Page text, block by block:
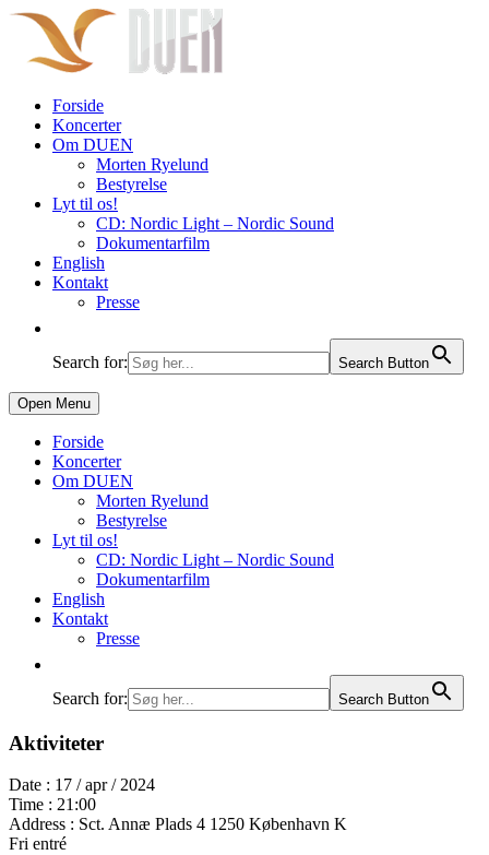
Forside
Koncerter
Om DUEN
Morten Ryelund
Bestyrelse
Lyt til os!
CD: Nordic Light – Nordic Sound
Dokumentarfilm
English
Kontakt
Presse
Search for: Search Button
Open Menu
Forside
Koncerter
Om DUEN
Morten Ryelund
Bestyrelse
Lyt til os!
CD: Nordic Light – Nordic Sound
Dokumentarfilm
English
Kontakt
Presse
Search for: Search Button
Aktiviteter
Date : 17 / apr / 2024
Time : 21:00
Address : Sct. Annæ Plads 4 1250 København K
Fri entré